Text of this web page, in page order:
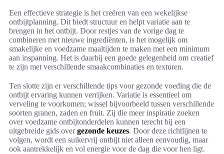
Een effectieve strategie is het creëren van een wekelijkse
ontbijtplanning. Dit biedt structuur en helpt variatie aan te
brengen in het ontbijt. Door restjes van de vorige dag te
combineren met nieuwe ingrediënten, is het mogelijk om
smakelijke en voedzame maaltijden te maken met een minimum
aan inspanning. Het is daarbij een goede gelegenheid om creatief
te zijn met verschillende smaakcombinaties en texturen.
Ten slotte zijn er verschillende tips voor gezonde voeding die de
ontbijt ervaring kunnen verrijken. Variatie is essentieel om
verveling te voorkomen; wissel bijvoorbeeld tussen verschillende
soorten granen, zaden en fruit. Zij die meer inspiratie zoeken
over voedzame ontbijtonderdelen kunnen terecht bij een
uitgebreide gids overgezonde keuzes. Door deze richtlijnen te
volgen, wordt een suikervrij ontbijt niet alleen eenvoudig, maar
ook aantrekkelijk en vol energie voor de dag die voor hen ligt.